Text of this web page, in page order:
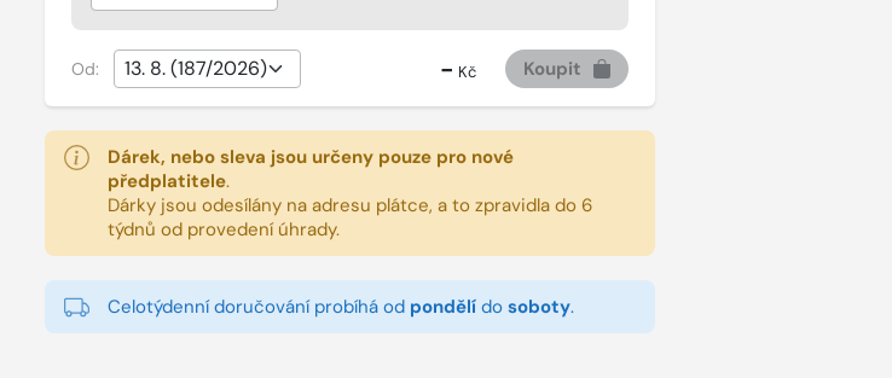
Od: - Kč Koupit
Dárek, nebo sleva jsou určeny pouze pro nové
předplatitele.
Dárky jsou odesílány na adresu plátce, a to zpravidla do 6
týdnů od provedení úhrady.
Celotýdenní doručování probíhá od pondělído soboty.